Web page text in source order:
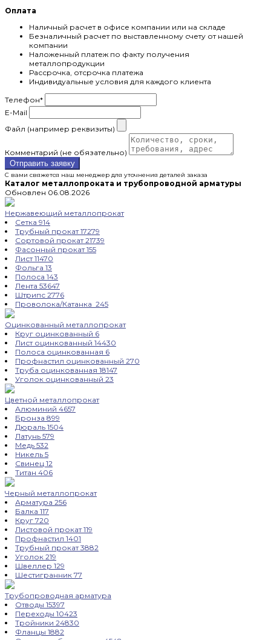
Оплата
Наличный расчет в офисе компании или на складе
Безналичный расчет по выставленному счету от нашей
компании
Наложенный платеж по факту получения
металлопродукции
Рассрочка, отсрочка платежа
Индивидуальные условия для каждого клиента
Телефон*
E-Mail
Файл (например реквизиты)
Комментарий (не обязательно)
Отправить заявку
С вами свяжется наш менеджер для уточнения деталей заказа
Каталог металлопроката и трубопроводной арматуры
Обновлен 06.08.2026
Нержавеющий металлопрокат
Сетка 914
Трубный прокат17279
Сортовой прокат21739
Фасонный прокат155
Лист11470
Фольга 13
Полоса 143
Лента 53647
Штрипс 2776
Проволока/Катанка 245
Оцинкованный металлопрокат
Круг оцинкованный 6
Лист оцинкованный 14430
Полоса оцинкованная 6
Профнастил оцинкованный 270
Труба оцинкованная 18147
Уголок оцинкованный 23
Цветной металлопрокат
Алюминий 4657
Бронза 899
Дюраль 1504
Латунь 579
Медь 532
Никель 5
Свинец 12
Титан 406
Черный металлопрокат
Арматура 256
Балка 117
Круг 720
Листовой прокат119
Профнастил 1401
Трубный прокат3882
Уголок 219
Швеллер 129
Шестигранник 77
Трубопроводная арматура
Отводы 15397
Переходы 10423
Тройники 24830
Фланцы 1882